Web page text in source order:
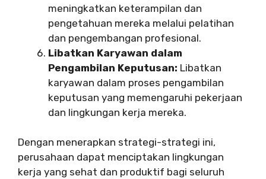
meningkatkan keterampilan dan
pengetahuan mereka melalui pelatihan
dan pengembangan profesional.
Libatkan Karyawan dalam
Pengambilan Keputusan: Libatkan
karyawan dalam proses pengambilan
keputusan yang memengaruhi pekerjaan
dan lingkungan kerja mereka.
Dengan menerapkan strategi-strategi ini,
perusahaan dapat menciptakan lingkungan
kerja yang sehat dan produktif bagi seluruh